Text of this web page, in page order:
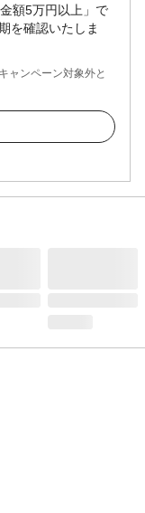
額5万円以上」で
を確認いたしま
ャンペーン対象外と